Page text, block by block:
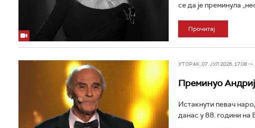
се да је преминула
Прочитај
УТОРАК, 07. ЈУЛ 2026, 17:08 ->
Преминуо
Истакнути певач
данас у 88. години на